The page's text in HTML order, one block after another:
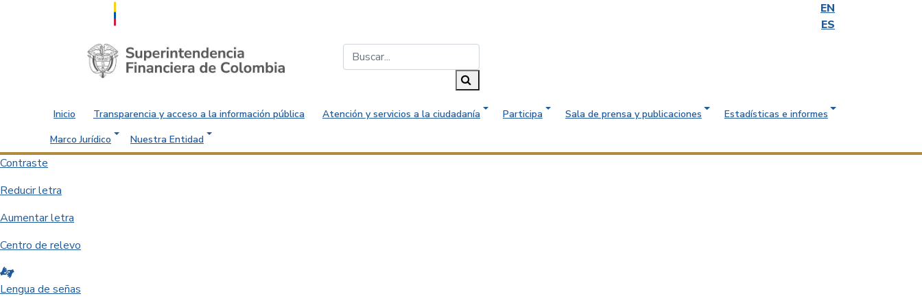
EN
ES
Saltar al contenido principal
Inicio Transparencia y acceso a la información pública Atención y servicios a la ciudadanía Participa Sala de prensa y publicaciones
Estadísticas e informes
Marco Jurídico
Nuestra Entidad
Contraste
Reducir letra
Aumentar letra
Centro de relevo
Lengua de señas